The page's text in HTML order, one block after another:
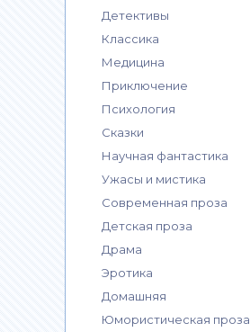
Детективы
Классика
Медицина
Приключение
Психология
Сказки
Научная фантастика
Ужасы и мистика
Современная проза
Детская проза
Драма
Эротика
Домашняя
Юмористическая проза